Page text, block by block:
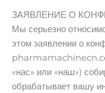
ЗАЯВЛЕНИЕ О
Мы серьезно
этом заявлении о
«нас» или «наш»)
обрабатывает вашу